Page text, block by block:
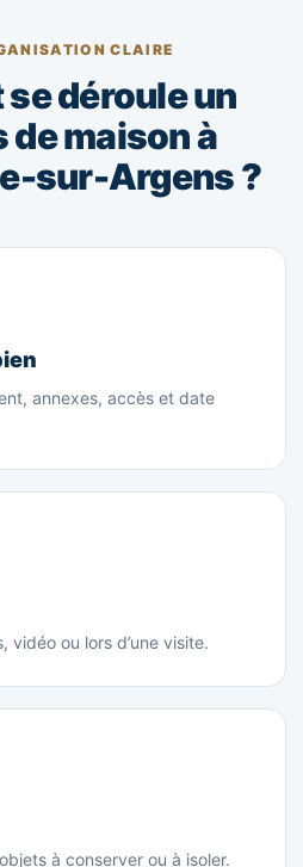
CLAIRE
déroule un
de maison à
sur-Argens ?
annexes, accès et date
vidéo ou lors d’une visite.
à conserver ou à isoler.